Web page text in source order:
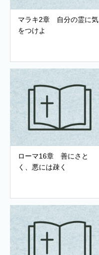
マラキ2章 自分の霊に気
をつけよ
ローマ16章 善にさと
く、悪には疎く